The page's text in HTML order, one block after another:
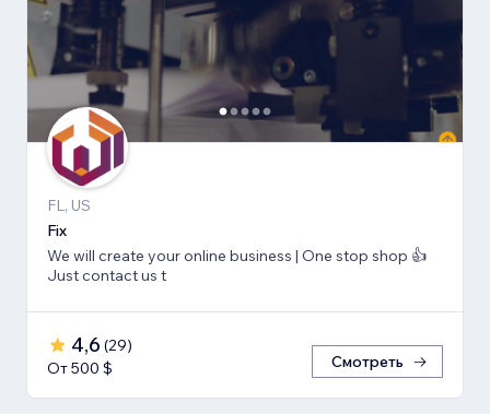
FL, US
Fix
We will create your online business | One stop shop 👍
Just contact us t
4,6 (29)
От 500 $
Смотреть